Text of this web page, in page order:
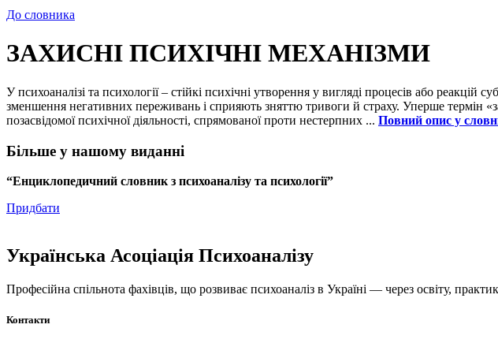
До словника
ЗАХИСНІ ПСИХІЧНІ МЕХАНІЗМИ
У психоаналізі та психології – стійкі психічні утворення у вигляді процесів або
зменшення негативних переживань і сприяють зняттю тривоги й страху. Уперше термін
позасвідомої психічної діяльності, спрямованої проти нестерпних ... Повний опис у
Більше у нашому виданні
“Енциклопедичний словник з психоаналізу та психології”
Придбати
Українська Асоціація Психоаналізу
Професійна спільнота фахівців, що розвиває психоаналіз в Україні — через освіту,
Контакти